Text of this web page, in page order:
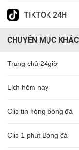
TIKTOK 24H
CHUYÊN MỤC KHÁC
Trang chủ 24giờ
Lịch hôm nay
Clip tin nóng bóng đá
Clip 1 phút Bóng đá